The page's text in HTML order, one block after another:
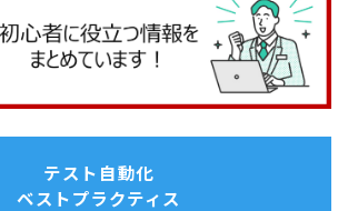
テスト自動化
ベストプラクティス